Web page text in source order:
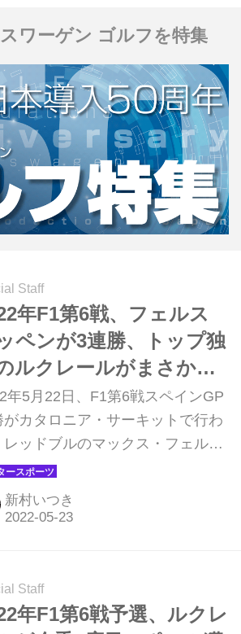
り上がる地元スペイン 前戦第7
ナコGPではマックス・フェルス
ン（レッドブル）が雨の混乱にも
ず快勝。ドライバーズランキング
チームメイト、セルジオ・ペレ
レッドブル）が予選で失敗し決勝
ノーポイントに終わったことで、
ドを39点に拡大することに成功し
もし今週のスペインGPでも勝利
ワーゲン ゴルフを特集
Staff
年F1第6戦、フェルス
ペンが3連勝、トップ独
ルクレールがまさかの
イア【スペインGP決
年5月22日、F1第6戦スペインGP
がカタロニア・サーキットで行わ
レッドブルのマックス・フェルス
が優勝した。2位にはチームメ
のセルジオ・ペレスが入り、レッ
ルがシーズン2回目の1-2フィニッ
ルファタウリ）は10位でフィニッ
している。
新村いつき
Staff
年F1第6戦予選、ルクレ